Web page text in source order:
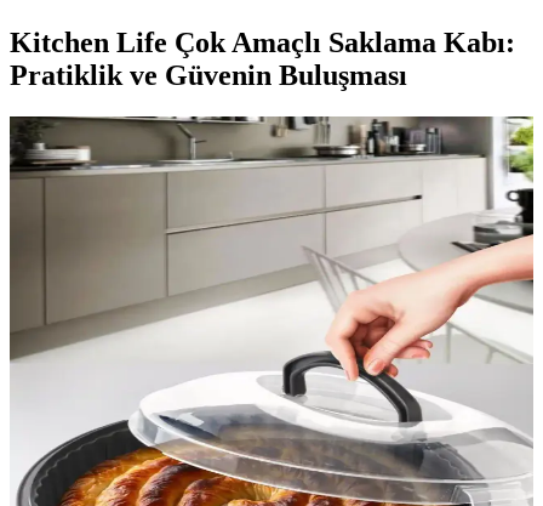
Kitchen Life Çok Amaçlı Saklama Kabı:
Pratiklik ve Güvenin Buluşması